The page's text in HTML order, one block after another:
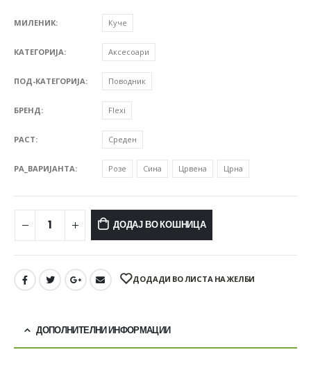
МИЛЕНИК Куче
КАТЕГОРИЈА Аксесоари
ПОД-КАТЕГОРИЈА Поводник
БРЕНД Flexi
РАСТ Среден
PA_ВАРИЈАНТА Розе Сина Црвена Црна
ДОДАЈ ВО КОШНИЦА
ДОДАДИ ВО ЛИСТА НА ЖЕЛБИ
ДОПОЛНИТЕЛНИ ИНФОРМАЦИИ